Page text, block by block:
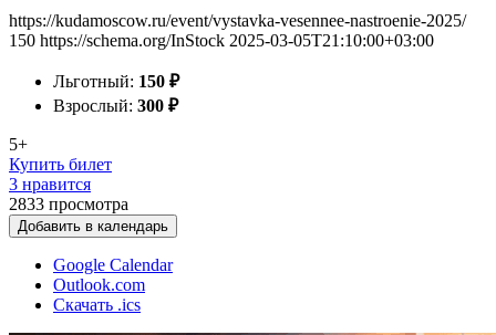
https://kudamoscow.ru/event/vystavka-vesennee-nastroenie-2025/
150 https://schema.org/InStock 2025-03-05T21:10:00+03:00
Льготный: 150 ₽
Взрослый: 300 ₽
5+
Купить билет
3 нравится
2833 просмотра
Добавить в календарь
Google Calendar
Outlook.com
Скачать .ics